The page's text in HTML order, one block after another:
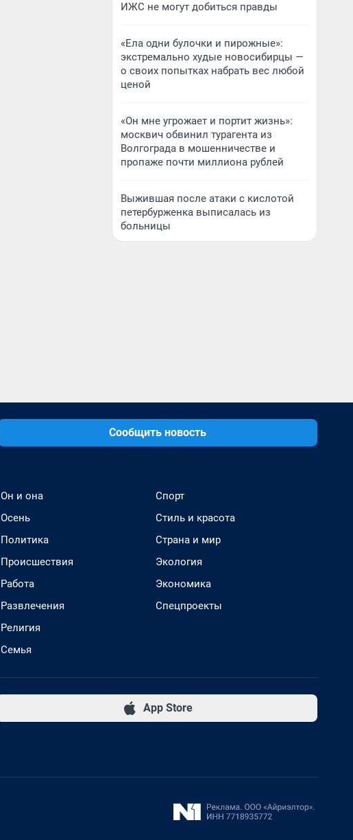
ИЖС не могут добиться правды
«Ела одни булочки и пирожные»:
экстремально худые новосибирцы —
о своих попытках набрать вес любой
ценой
«Он мне угрожает и портит жизнь»:
москвич обвинил турагента из
Волгограда в мошенничестве и
пропаже почти миллиона рублей
Выжившая после атаки с кислотой
петербурженка выписалась из
больницы
Сообщить новость
Он и она
Осень
Политика
Происшествия
Работа
Развлечения
Религия
Семья
Спорт
Стиль и красота
Страна и мир
Экология
Экономика
Спецпроекты
App Store